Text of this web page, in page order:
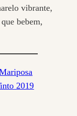
vibrante,
bebem,
2019